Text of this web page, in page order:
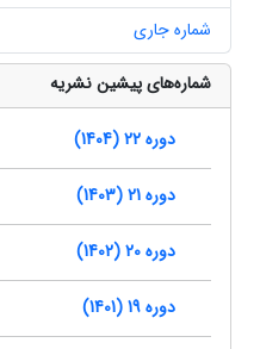
شماره جاری
شماره‌های پیشین نشریه
دوره 22 (1404)
دوره 21 (1403)
دوره 20 (1402)
دوره 19 (1401)